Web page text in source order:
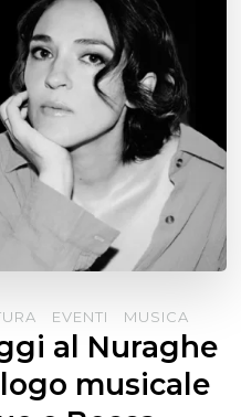
EVENTI MUSICA
al Nuraghe
musicale